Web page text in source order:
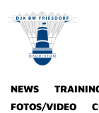
NEWS
FOTOS/VIDEO